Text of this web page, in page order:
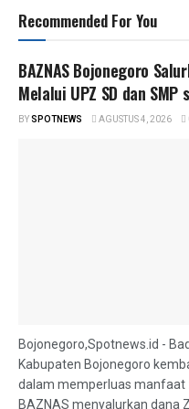
Recommended For You
BAZNAS Bojonegoro
Melalui UPZ SD dan SMP
BYSPOTNEWS AGUSTUS 4, 2026
Bojonegoro,Spotnews.id -
Kabupaten Bojonegoro
dalam memperluas manfaat
BAZNAS menyalurkan dana